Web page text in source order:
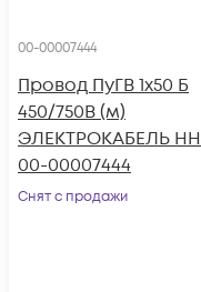
00-00007444
Провод ПуГВ 1х50 Б
450/750В (м)
ЭЛЕКТРОКАБЕЛЬ НН
00-00007444
Снят с продажи